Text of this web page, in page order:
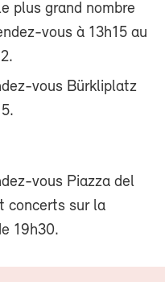
plus grand nombre
vous à 13h15 au
vous Bürkliplatz
vous Piazza del
concerts sur la
19h30.